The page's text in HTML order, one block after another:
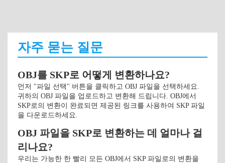
자주 묻는 질문
OBJ를 SKP로 어떻게 변환하나요?
먼저 "파일 선택" 버튼을 클릭하고 OBJ 파일을 선택하세요.
귀하의 OBJ 파일을 업로드하고 변환해 드립니다. OBJ에서
SKP로의 변환이 완료되면 제공된 링크를 사용하여 SKP 파일
을 다운로드하세요.
OBJ 파일을 SKP로 변환하는 데 얼마나 걸
리나요?
우리는 가능한 한 빨리 모든 OBJ에서 SKP 파일로의 변환을